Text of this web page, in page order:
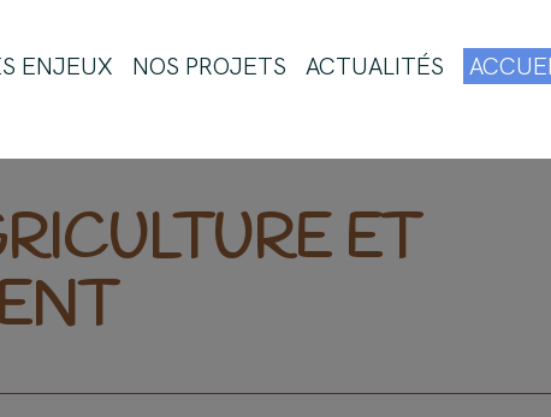
ENJEUX NOS PROJETS ACTUALITÉS
ET